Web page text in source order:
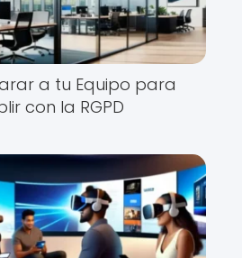
a tu Equipo para
con la RGPD